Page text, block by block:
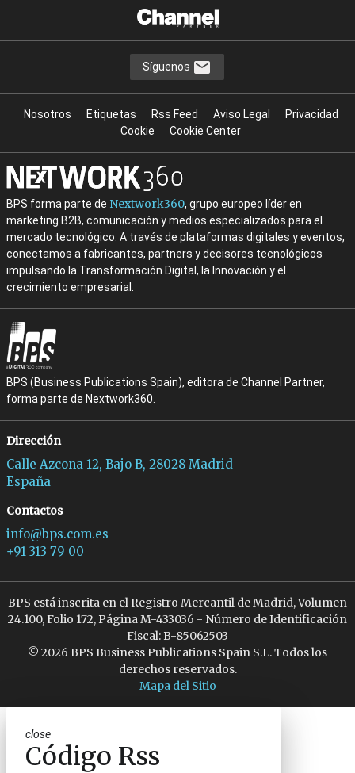
Síguenos
Nosotros Etiquetas Rss Feed Aviso Legal
Privacidad
Cookie
Cookie Center
BPS forma parte de Nextwork360, grupo europeo líder en
marketing B2B, comunicación y medios especializados para el
mercado tecnológico. A través de plataformas digitales y eventos,
conectamos a fabricantes, partners y decisores tecnológicos
impulsando la Transformación Digital, la Innovación y el
crecimiento empresarial.
BPS (Business Publications Spain), editora de Channel Partner,
forma parte de Nextwork360.
Dirección
Calle Azcona 12, Bajo B, 28028 Madrid
España
Contactos
info@bps.com.es
+91 313 79 00
BPS está inscrita en el Registro Mercantil de Madrid, Volumen
24.100, Folio 172, Página M-433036 - Número de Identificación
Fiscal: B-85062503
© 2026 BPS Business Publications Spain S.L. Todos los
derechos reservados.
Mapa del Sitio
close
Código Rss